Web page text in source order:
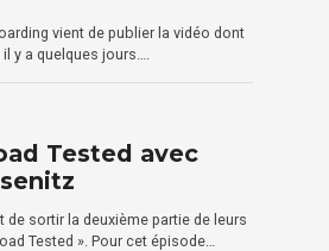
vient de publier la vidéo dont
y a quelques jours….
Tested avec
de sortir la deuxième partie de leurs
Tested ». Pour cet épisode…